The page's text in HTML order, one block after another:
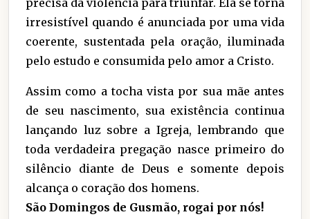
irresistível quando é anunciada por uma vida
coerente, sustentada pela oração, iluminada
pelo estudo e consumida pelo amor a Cristo.
Assim como a tocha vista por sua mãe antes
de seu nascimento, sua existência continua
lançando luz sobre a Igreja, lembrando que
toda verdadeira pregação nasce primeiro do
silêncio diante de Deus e somente depois
alcança o coração dos homens.
São Domingos de Gusmão, rogai por nós!